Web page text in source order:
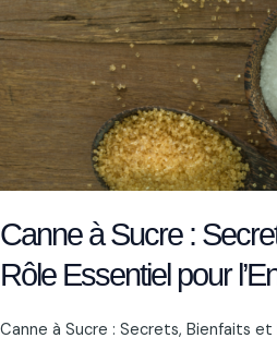
Canne à Sucre :
Rôle Essentiel pour
Canne à Sucre : Secrets, Bienfaits et
Secrets,
Bienfaits
et
Rôle
Essentiel
pour
l’Environnement